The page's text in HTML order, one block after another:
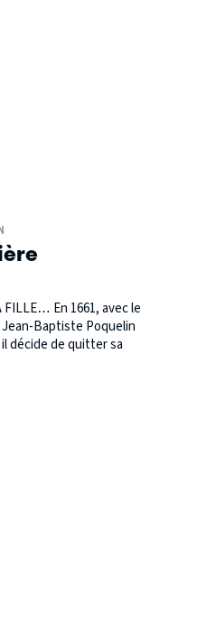
FILLE… En 1661, avec le
Baptiste Poquelin
décide de quitter sa